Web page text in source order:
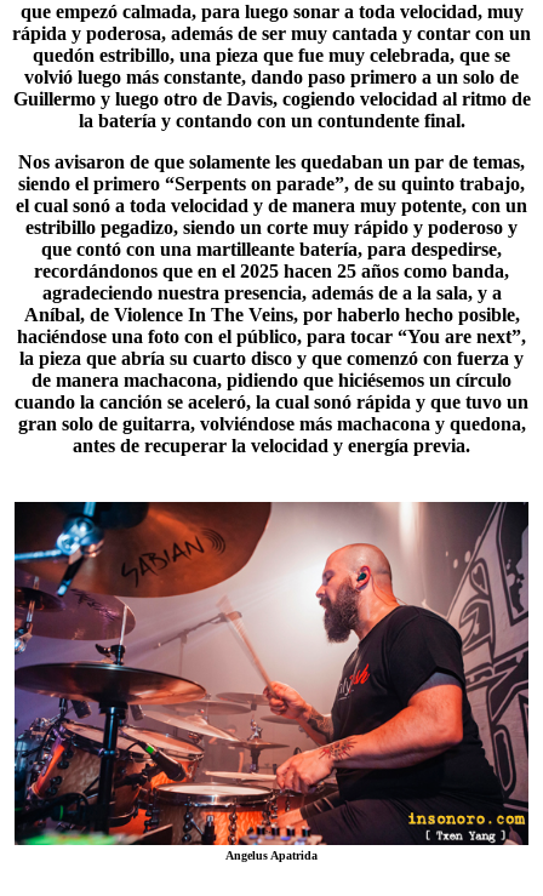
que empezó calmada, para luego sonar a toda velocidad, muy
rápida y poderosa, además de ser muy cantada y contar con un
quedón estribillo, una pieza que fue muy celebrada, que se
volvió luego más constante, dando paso primero a un solo de
Guillermo y luego otro de Davis, cogiendo velocidad al ritmo de
la batería y contando con un contundente final.
Nos avisaron de que solamente les quedaban un par de temas,
siendo el primero “Serpents on parade”, de su quinto trabajo,
el cual sonó a toda velocidad y de manera muy potente, con un
estribillo pegadizo, siendo un corte muy rápido y poderoso y
que contó con una martilleante batería, para despedirse,
recordándonos que en el 2025 hacen 25 años como banda,
agradeciendo nuestra presencia, además de a la sala, y a
Aníbal, de Violence In The Veins, por haberlo hecho posible,
haciéndose una foto con el público, para tocar “You are next”,
la pieza que abría su cuarto disco y que comenzó con fuerza y
de manera machacona, pidiendo que hiciésemos un círculo
cuando la canción se aceleró, la cual sonó rápida y que tuvo un
gran solo de guitarra, volviéndose más machacona y quedona,
antes de recuperar la velocidad y energía previa.
Angelus Apatrida